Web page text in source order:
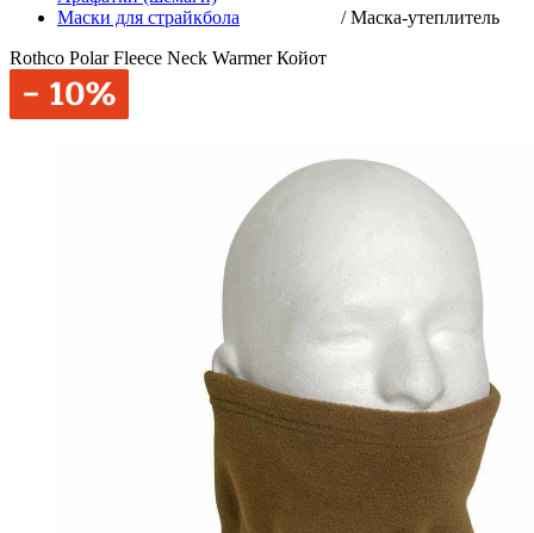
Маски для страйкбола
/Маска-утеплитель
Rothco Polar Fleece Neck Warmer Койот